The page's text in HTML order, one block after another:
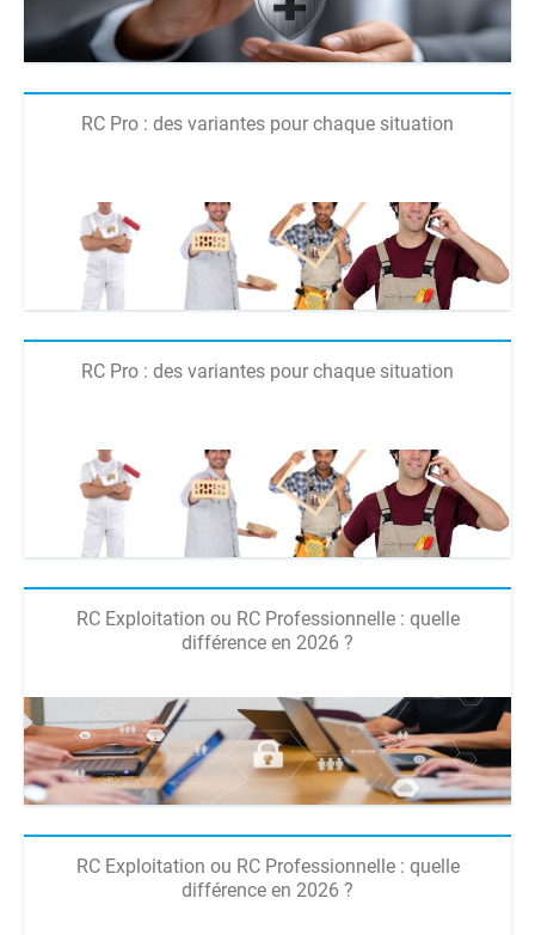
RC Pro : des variantes pour chaque situation
RC Pro : des variantes pour chaque situation
RC Exploitation ou RC Professionnelle : quelle
différence en 2026 ?
RC Exploitation ou RC Professionnelle : quelle
différence en 2026 ?